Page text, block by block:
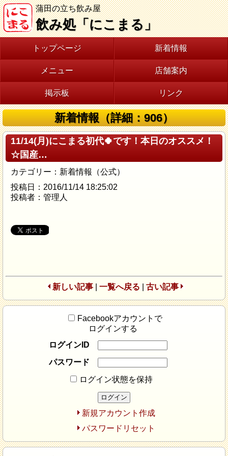
蒲田の立ち飲み屋
飲み処「にこまる」
トップページ 新着情報
メニュー 店舗案内
掲示板 リンク
新着情報（詳細：906）
11/14(月)にこまる初代🍀です！本日のオススメ！
☆国産…
カテゴリー：新着情報（公式）
投稿日：2016/11/14 18:25:02
投稿者：管理人
新しい記事| 一覧へ戻る 古い記事
Facebookアカウントで
ログインする
ログインID
パスワード
ログイン状態を保持
新規アカウント作成
パスワードリセット